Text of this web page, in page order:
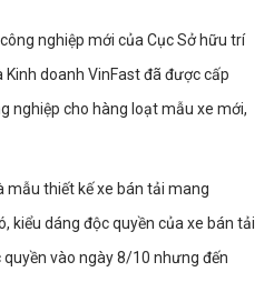
nghiệp mới của Cục Sở hữu trí
Kinh doanh VinFast đã được cấp
nghiệp cho hàng loạt mẫu xe mới,
mẫu thiết kế xe bán tải mang
kiểu dáng độc quyền của xe bán tải
vào ngày 8/10 nhưng đến